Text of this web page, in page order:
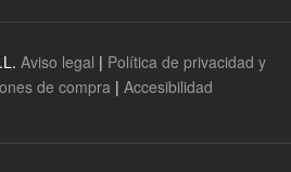
Aviso legal | Política de privacidad y
de compra | Accesibilidad